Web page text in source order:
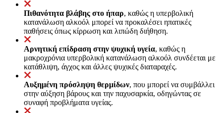
Πιθανότητα βλάβης στο ήπαρ, καθώς η υπερβολική
κατανάλωση αλκοόλ μπορεί να προκαλέσει ηπατικές
παθήσεις όπως κίρρωση και λιπώδη διήθηση.
Αρνητική επίδραση στην ψυχική υγεία, καθώς η
μακροχρόνια υπερβολική κατανάλωση αλκοόλ συνδέεται με
κατάθλιψη, άγχος και άλλες ψυχικές διαταραχές.
Αυξημένη πρόσληψη θερμίδων, που μπορεί να συμβάλλει
στην αύξηση βάρους και την παχυσαρκία, οδηγώντας σε
συναφή προβλήματα υγείας.